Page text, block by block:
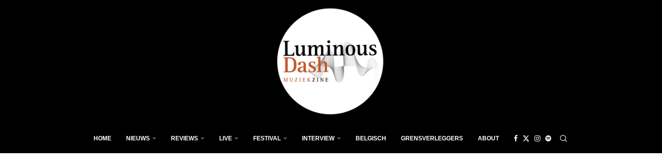
HOME NIEUWS REVIEWS LIVE FESTIVAL INTERVIEW BELGISCH GRENSVERLEGGERS ABOUT